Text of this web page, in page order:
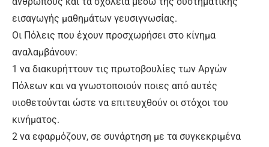
εισαγωγής μαθημάτων γευσιγνωσίας.
Οι Πόλεις που έχουν προσχωρήσει στο κίνημα
αναλαμβάνουν:
1 να διακυρήττουν τις πρωτοβουλίες των Αργών
Πόλεων και να γνωστοποιούν ποιες από αυτές
υιοθετούνται ώστε να επιτευχθούν οι στόχοι του
κινήματος.
2 να εφαρμόζουν, σε συνάρτηση με τα συγκεκριμένα